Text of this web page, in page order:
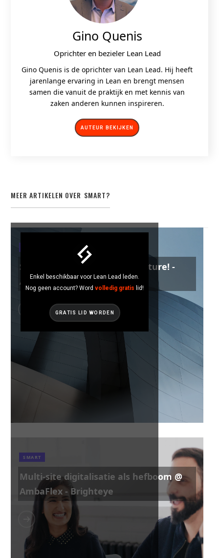
Gino Quenis
Oprichter en bezieler Lean Lead
Gino Quenis is de oprichter van Lean Lead. Hij heeft
jarenlange ervaring in Lean en brengt mensen
samen die vanuit de praktijk en met kennis van
zaken anderen kunnen inspireren.
AUTEUR BEKIJKEN
MEER ARTIKELEN OVER SMART?
Sustainable Factory of the Future! -
Actemium
SMART
Multi-site digitalisatie als hefboom @
AmbaFlex - Brighteye
Enkel beschikbaar voor Lean Lead leden.
Nog geen account? Wordvolledig gratis lid!
GRATIS LID WORDEN